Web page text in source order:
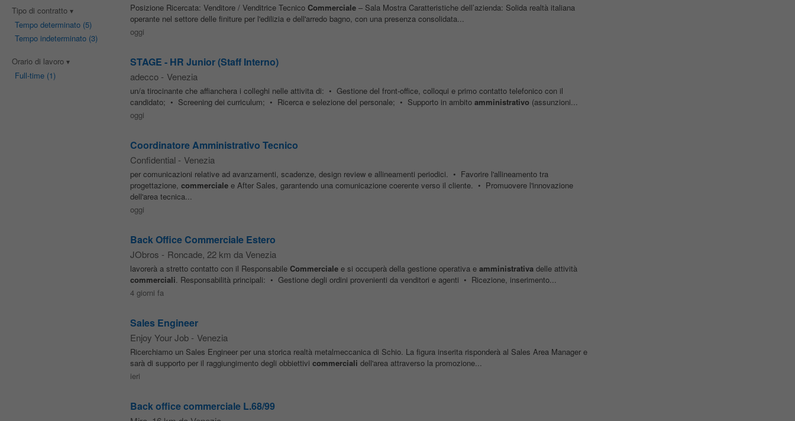
Tipo di contratto
Tempo determinato(5)
Tempo indeterminato(3)
Orario di lavoro
Full-time(1)
Posizione Ricercata: Venditore / Venditrice Tecnico Commerciale– Sala Mostra Caratteristiche dell’azienda: Solida realtà italiana
operante nel settore delle finiture per l'edilizia e dell'arredo bagno, con una presenza consolidata...
oggi
STAGE - HR Junior (Staff Interno)
adecco - Venezia
un/a tirocinante che affianchera i colleghi nelle attivita di: • Gestione del front-office, colloqui e primo contatto telefonico con il
candidato; • Screening dei curriculum; • Ricerca e selezione del personale; • Supporto in ambito amministrativo(assunzioni...
oggi
Coordinatore Amministrativo Tecnico
Confidential - Venezia
per comunicazioni relative ad avanzamenti, scadenze, design review e allineamenti periodici. • Favorire l'allineamento tra
progettazione, commercialee After Sales, garantendo una comunicazione coerente verso il cliente. • Promuovere l'innovazione
dell'area tecnica...
oggi
Back Office Commerciale Estero
JObros - Roncade, 22 km da Venezia
lavorerà a stretto contatto con il Responsabile Commercialee si occuperà della gestione operativa e amministrativadelle attività
commerciali. Responsabilità principali: • Gestione degli ordini provenienti da venditori e agenti • Ricezione, inserimento...
4 giorni fa
Sales Engineer
Enjoy Your Job - Venezia
Ricerchiamo un Sales Engineer per una storica realtà metalmeccanica di Schio. La figura inserita risponderà al Sales Area Manager e
sarà di supporto per il raggiungimento degli obbiettivi commerciali dell'area attraverso la promozione...
ieri
Back office commerciale L.68/99